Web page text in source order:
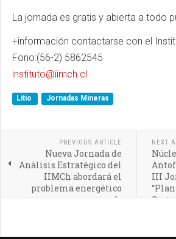
La jornada es gratis y abierta a todo
+información contactarse con el
Fono:(56-2) 5862545
instituto@iimch.cl
Litio Jornadas Mineras
PREVIOUS ARTICLE
Nueva Jornada de
Análisis Estratégico del
IIMCh abordará el
problema energético
país
NEXT
III